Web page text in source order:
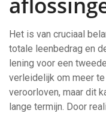
Het is van cruciaal
totale leenbedrag en
lening voor een
verleidelijk om meer
veroorloven, maar dit
lange termijn. Door